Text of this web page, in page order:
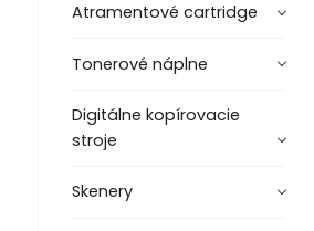
Atramentové cartridge
Tonerové náplne
Digitálne kopírovacie
stroje
Skenery